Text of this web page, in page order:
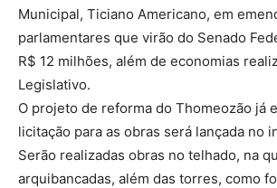
Municipal, Ticiano Americano, em
parlamentares que virão do Senado
R$ 12 milhões, além de economias
Legislativo.
O projeto de reforma do Thomeozão já
licitação para as obras será lançada no
Serão realizadas obras no telhado, na
arquibancadas, além das torres, como